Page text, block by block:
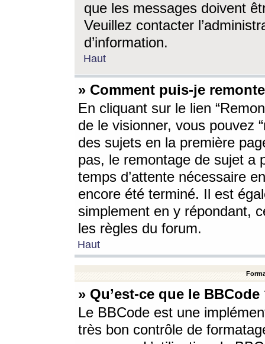
que les messages doivent
Veuillez contacter
d’information.
Haut
» Comment puis-je
En cliquant sur le lien
de le visionner, vous pouvez
des sujets en la première
pas, le remontage de sujet a
temps d’attente nécessaire
encore été terminé. Il est
simplement en y répondant,
les règles du forum.
Haut
» Qu’est-ce que le BBCode
Le BBCode est une
très bon contrôle de